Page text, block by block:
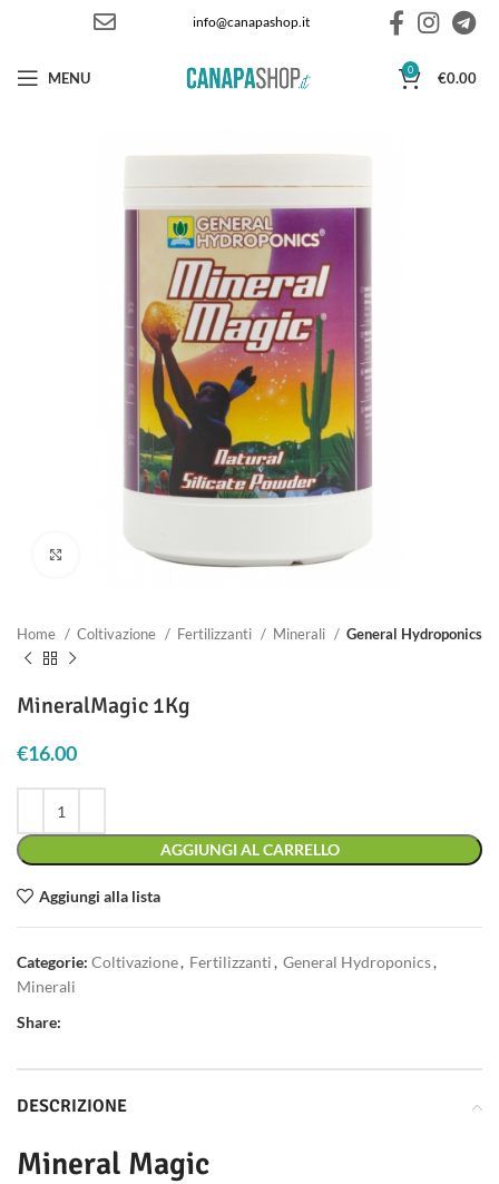
info@canapashop.it
MENU 0 €0.00
Clicca per ingrandire
Home Coltivazione Fertilizzanti Minerali General Hydroponics
MineralMagic 1Kg
€16.00
AGGIUNGI AL CARRELLO
Aggiungi alla lista
Categorie: Coltivazione, Fertilizzanti, General Hydroponics,
Minerali
Share:
DESCRIZIONE
Mineral Magic